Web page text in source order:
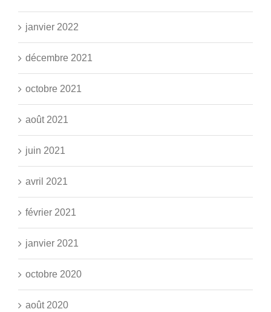
janvier 2022
décembre 2021
octobre 2021
août 2021
juin 2021
avril 2021
février 2021
janvier 2021
octobre 2020
août 2020